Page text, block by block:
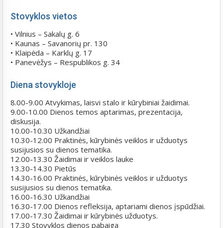
Stovyklos vietos
• Vilnius – Sakalų g. 6
• Kaunas – Savanorių pr. 130
• Klaipėda – Karklų g. 17
• Panevėžys – Respublikos g. 34
Diena stovykloje
8.00-9.00 Atvykimas, laisvi stalo ir kūrybiniai žaidimai.
9.00-10.00 Dienos temos aptarimas, prezentacija,
diskusija.
10.00-10.30 Užkandžiai
10.30-12.00 Praktinės, kūrybinės veiklos ir užduotys
susijusios su dienos tematika.
12.00-13.30 Žaidimai ir veiklos lauke
13.30-14.30 Pietūs
14.30-16.00 Praktinės, kūrybinės veiklos ir užduotys
susijusios su dienos tematika.
16.00-16.30 Užkandžiai
16.30-17.00 Dienos refleksija, aptariami dienos įspūdžiai.
17.00-17.30 Žaidimai ir kūrybinės užduotys.
17.30 Stovyklos dienos pabaiga